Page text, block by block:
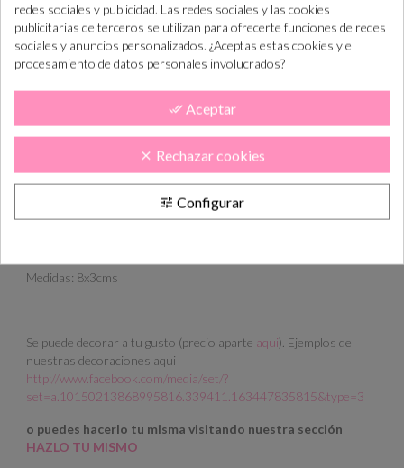
¿Cómo COMPRAR PASO a PASO? +info
“Si las necesitas antes consúltanos para ayudarte”
PLAZOS DE ENTREGA
OPINIONES
Medidas: 8x3cms
Se puede decorar a tu gusto (precio aparte aqui). Ejemplos de
nuestras decoraciones aqui
http://www.facebook.com/media/set/?
set=a.10150213868995816.339411.163447835815&type=3
o puedes hacerlo tu misma visitando nuestra sección
HAZLO TU MISMO
redes sociales y publicidad. Las redes sociales y las cookies
publicitarias de terceros se utilizan para ofrecerte funciones de redes
sociales y anuncios personalizados. ¿Aceptas estas cookies y el
procesamiento de datos personales involucrados?
done_all Aceptar
clear Rechazar cookies
tune Configurar